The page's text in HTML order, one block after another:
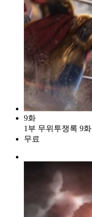
9화
1부 무위투쟁록 9화
무료